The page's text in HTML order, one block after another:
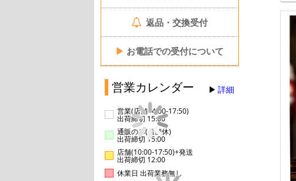
返品・交換受付
▶ お電話での受付について
営業カレンダー 詳細
営業(店舗14:00-17:50)
出荷締切 15:00
通販のみ(店舗休)
出荷締切 15:00
店舗(10:00-17:50)+発送
出荷締切 12:00
休業日 出荷業務無し